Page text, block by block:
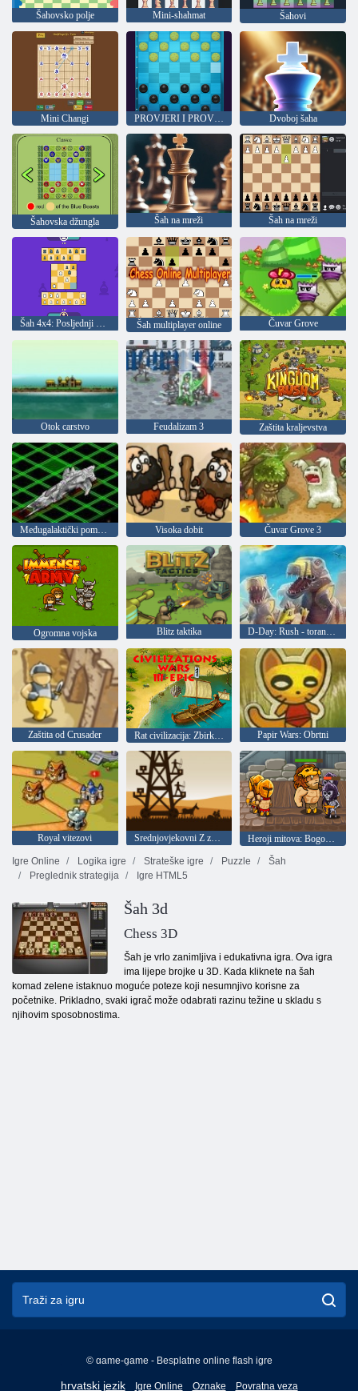
Šahovsko polje Mini-shahmat Šahovi
Mini Changi PROVJERI I PROVJERITE Dvoboj šaha
Šahovska džungla Šah na mreži Šah na mreži
Šah 4x4: Posljednji preživjeli Šah multiplayer online Čuvar Grove
Otok carstvo Feudalizam 3 Zaštita kraljevstva
Međugalaktički pomorske bitke Visoka dobit Čuvar Grove 3
Ogromna vojska Blitz taktika D-Day: Rush - toranj obrana
Zaštita od Crusader Rat civilizacija: Zbirka za majstora Papir Wars: Obrtni
Royal vitezovi Srednjovjekovni Z zaštita
Heroji mitova: Bogovi ratnici
Igre Online
Logika igre Strateške igre Puzzle
Šah
Preglednik strategija
Igre HTML5
Šah 3d
Chess 3D
Šah je vrlo zanimljiva i edukativna igra. Ova igra
ima lijepe brojke u 3D. Kada kliknete na šah
komad zelene istaknuo moguće poteze koji nesumnjivo korisne za
početnike. Prikladno, svaki igrač može odabrati razinu težine u skladu s
njihovim sposobnostima.
© game-game - Besplatne online flash igre
hrvatski jezik
English
Igre Online Oznake Povratna veza